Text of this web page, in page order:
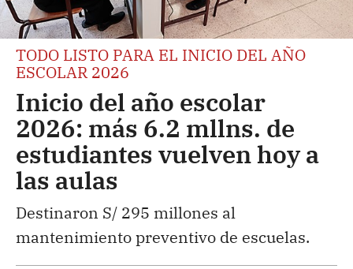
TODO LISTO PARA EL INICIO DEL AÑO
ESCOLAR 2026
Inicio del año escolar
2026: más 6.2 mllns. de
estudiantes vuelven hoy a
las aulas
Destinaron S/ 295 millones al
mantenimiento preventivo de escuelas.